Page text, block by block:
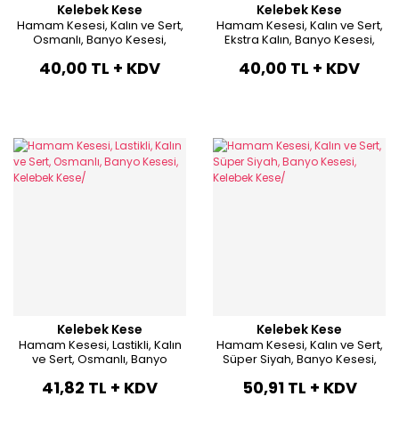
Kelebek Kese
Hamam Kesesi, Kalın ve Sert,
Osmanlı, Banyo Kesesi,
40,00 TL + KDV
Kelebek Kese
Hamam Kesesi, Kalın ve Sert,
Ekstra Kalın, Banyo Kesesi,
40,00 TL + KDV
Kelebek Kese
Hamam Kesesi, Lastikli, Kalın
ve Sert, Osmanlı, Banyo
41,82 TL + KDV
Kelebek Kese
Hamam Kesesi, Kalın ve Sert,
Süper Siyah, Banyo Kesesi,
50,91 TL + KDV